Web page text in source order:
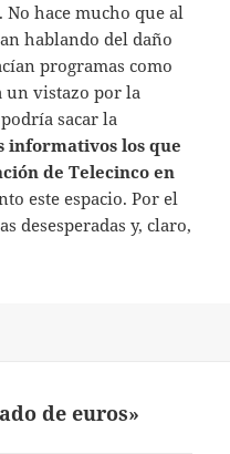
No hace mucho que al
hablando del daño
programas como
un vistazo por la
sacar la
informativos los que
de Telecinco en
este espacio. Por el
desesperadas y, claro,
de euros»